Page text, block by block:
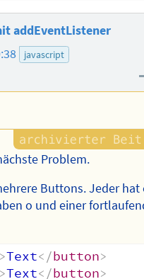
addEventListener
javascript
Problem.
Buttons. Jeder hat
o und einer
>Text</button>
>Text</button>